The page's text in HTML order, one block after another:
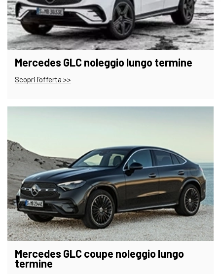
Mercedes GLC noleggio lungo termine
Scopri l’offerta >>
Mercedes GLC coupe noleggio lungo
termine